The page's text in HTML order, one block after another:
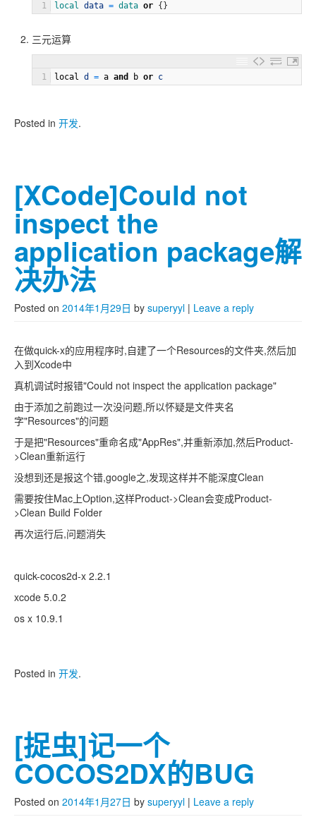
1 local data = data or { }
三元运算
1 local d = a and b or c
Posted in 开发.
[XCode]Could not
inspect the
application package解
决办法
Posted on 2014年1月29日 by superyyl | Leave a reply
在做quick-x的应用程序时,自建了一个Resources的文件夹,然后加
入到Xcode中
真机调试时报错"Could not inspect the application package"
由于添加之前跑过一次没问题,所以怀疑是文件夹名
字"Resources"的问题
于是把"Resources"重命名成"AppRes",并重新添加,然后Product-
>Clean重新运行
没想到还是报这个错,google之,发现这样并不能深度Clean
需要按住Mac上Option,这样Product->Clean会变成Product-
>Clean Build Folder
再次运行后,问题消失
quick-cocos2d-x 2.2.1
xcode 5.0.2
os x 10.9.1
Posted in 开发.
[捉虫]记一个
COCOS2DX的BUG
Posted on 2014年1月27日 by superyyl | Leave a reply